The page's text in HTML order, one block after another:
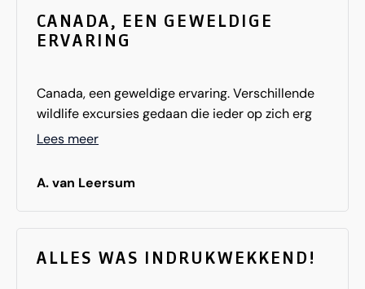
CANADA, EEN GEWELDIGE
ERVARING
Canada, een geweldige ervaring. Verschillende
wildlife excursies gedaan die ieder op zich erg
indrukwekkend waren. Ook de hotels en lodges
aanrader!!!!
Lees meer
A. van Leersum
ALLES WAS INDRUKWEKKEND!